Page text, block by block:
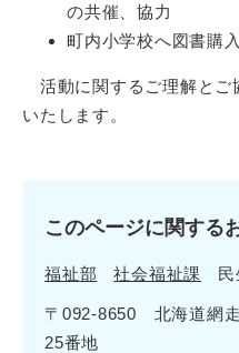
の共催、協力
町内小学校へ図書購
活動に関するご理解とご
いたします。
このページに関する
福祉部 社会福祉課
〒092-8650 北海道網
25番地